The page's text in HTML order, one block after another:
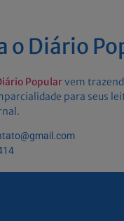
o Diário
Popularvem
para seus